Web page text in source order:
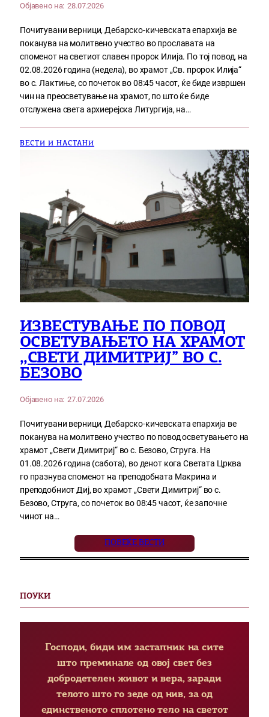
Објавено на: 28.07.2026
Почитувани верници, Дебарско-кичевската епархија ве
поканува на молитвено учество во прославата на
споменот на светиот славен пророк Илија. По тој повод, на
02.08.2026 година (недела), во храмот „Св. пророк Илија“
во с. Лактиње, со почеток во 08:45 часот, ќе биде извршен
чин на преосветување на храмот, по што ќе биде
отслужена света архиерејска Литургија, на…
ВЕСТИ И НАСТАНИ
ИЗВЕСТУВАЊЕ ПО ПОВОД
ОСВЕТУВАЊЕТО НА ХРАМОТ
,,СВЕТИ ДИМИТРИЈ” ВО С.
БЕЗОВО
Објавено на: 27.07.2026
Почитувани верници, Дебарско-кичевската епархија ве
поканува на молитвено учество по повод осветувањето на
храмот „Свети Димитриј“ во с. Безово, Струга. На
01.08.2026 година (сабота), во денот кога Светата Црква
го празнува споменот на преподобната Макрина и
преподобниот Диј, во храмот „Свети Димитриј“ во с.
Безово, Струга, со почеток во 08:45 часот, ќе започне
чинот на…
ПОВЕЌЕ ВЕСТИ
ПОУКИ
Господи, биди им застапник на сите
што преминале од овој свет без
добродетелен живот и вера, заради
телото што го зеде од нив, за од
единственото сплотено тело на светот